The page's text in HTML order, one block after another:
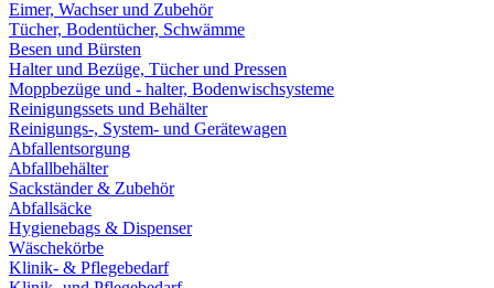
Eimer, Wachser und Zubehör
Tücher, Bodentücher, Schwämme
Besen und Bürsten
Halter und Bezüge, Tücher und Pressen
Moppbezüge und - halter, Bodenwischsysteme
Reinigungssets und Behälter
Reinigungs-, System- und Gerätewagen
Abfallentsorgung
Abfallbehälter
Sackständer & Zubehör
Abfallsäcke
Hygienebags & Dispenser
Wäschekörbe
Klinik- & Pflegebedarf